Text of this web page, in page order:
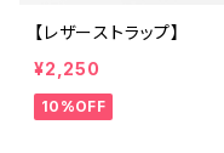
【レザーストラップ】
¥2,250
10%OFF